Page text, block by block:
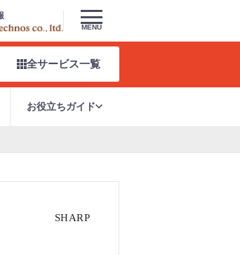
MENU
全サービス一覧
お役立ちガイド